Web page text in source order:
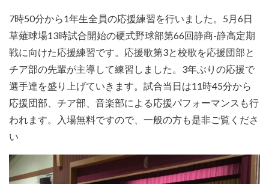
7時50分から1年生全員の応援練習を行いました。5月6日
草薙球場13時試合開始の硬式野球部第66回静商-静高定期
戦に向けた応援練習です。応援歌第3と校歌を応援団部と
チア部の先輩が主導して練習しました。3年ぶりの応援で
選手達を盛り上げていきます。試合当日は11時45分から
応援団部、チア部、音楽部による応援パフォーマンスも行
われます。入場無料ですので、一般の方も是非ご覧くださ
い